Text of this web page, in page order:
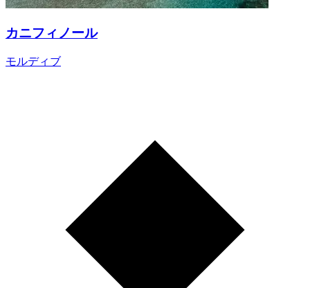
カニフィノール
モルディブ